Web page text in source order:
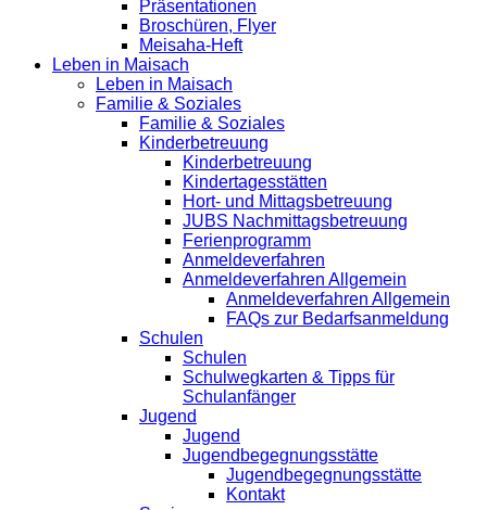
Präsentationen
Broschüren, Flyer
Meisaha-Heft
Leben in Maisach
Leben in Maisach
Familie & Soziales
Familie & Soziales
Kinderbetreuung
Kinderbetreuung
Kindertagesstätten
Hort- und Mittagsbetreuung
JUBS Nachmittagsbetreuung
Ferienprogramm
Anmeldeverfahren
Anmeldeverfahren Allgemein
Anmeldeverfahren Allgemein
FAQs zur Bedarfsanmeldung
Schulen
Schulen
Schulwegkarten & Tipps für
Schulanfänger
Jugend
Jugend
Jugendbegegnungsstätte
Jugendbegegnungsstätte
Kontakt